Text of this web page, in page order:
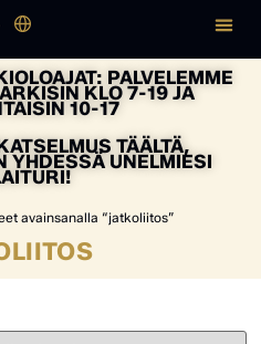
PALVELEMME
KLO 7-19 JA
10-17
TÄÄLTÄ,
YHDESSÄ UNELMIESI
avainsanalla “jatkoliitos”